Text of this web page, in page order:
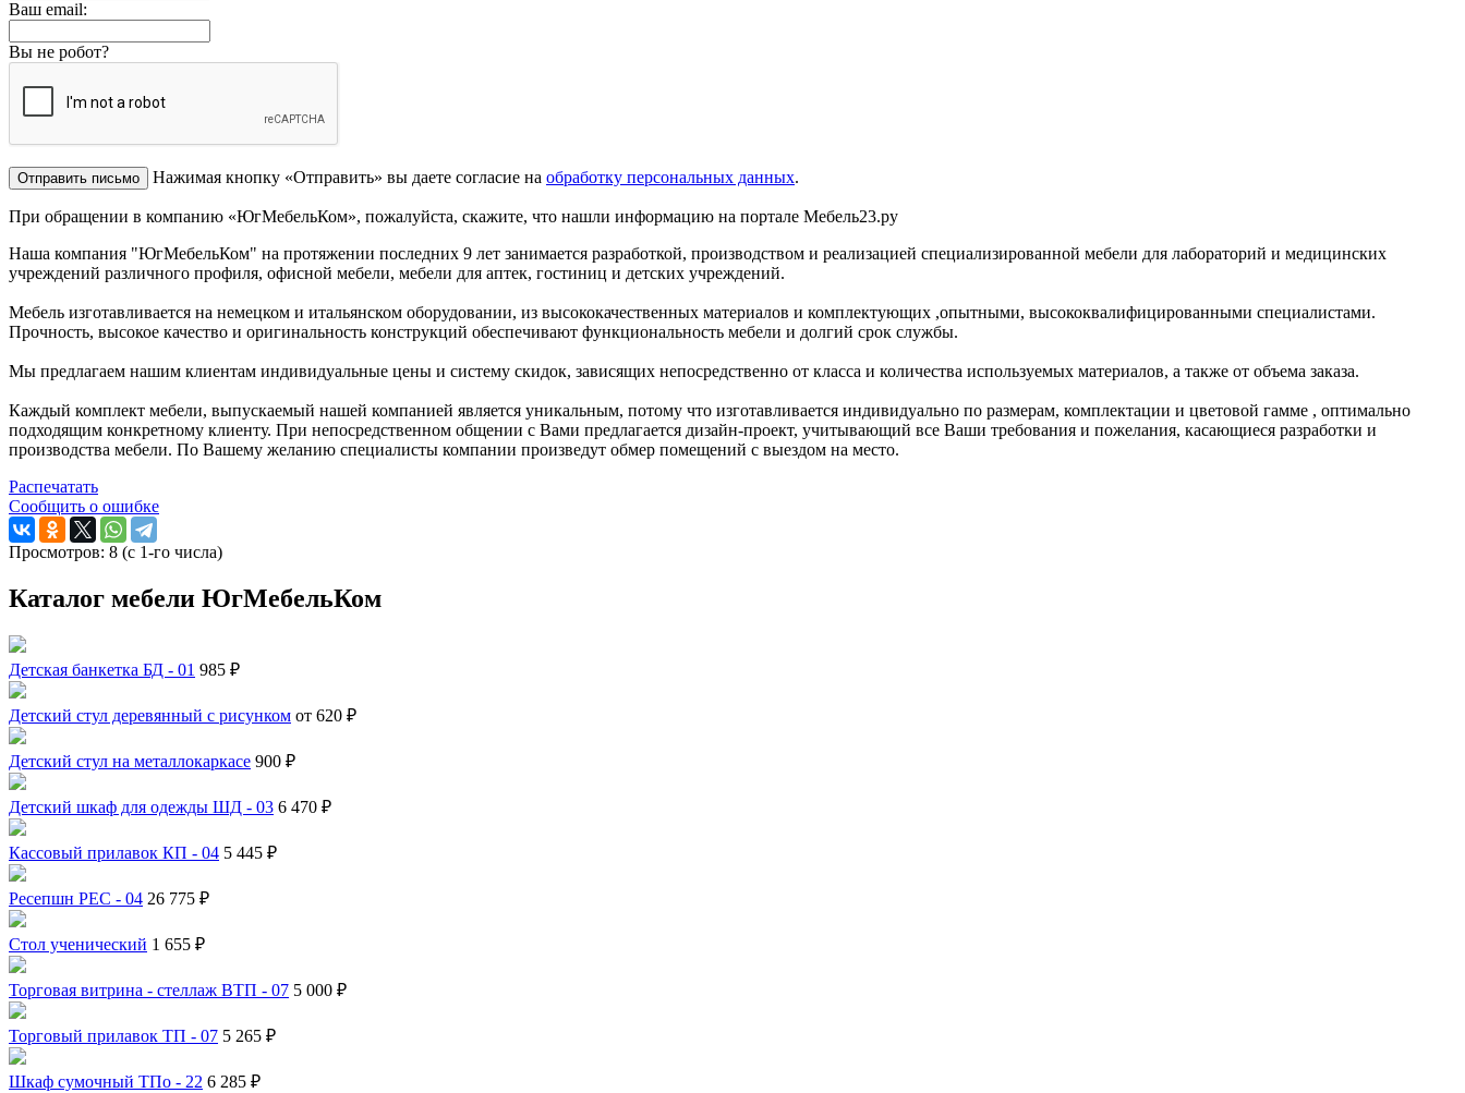
Ваш email:
Вы не робот?
Нажимая кнопку «Отправить» вы даете согласие на обработку персональных данных.
При обращении в компанию «ЮгМебельКом», пожалуйста, скажите, что нашли информацию на портале Мебель23.ру
Наша компания "ЮгМебельКом" на протяжении последних 9 лет занимается разработкой, производством и реализацией специализированной мебели для лабораторий и медицинских
учреждений различного профиля, офисной мебели, мебели для аптек, гостиниц и детских учреждений.
Мебель изготавливается на немецком и итальянском оборудовании, из высококачественных материалов и комплектующих ,опытными, высококвалифицированными специалистами.
Прочность, высокое качество и оригинальность конструкций обеспечивают функциональность мебели и долгий срок службы.
Мы предлагаем нашим клиентам индивидуальные цены и систему скидок, зависящих непосредственно от класса и количества используемых материалов, а также от объема заказа.
Каждый комплект мебели, выпускаемый нашей компанией является уникальным, потому что изготавливается индивидуально по размерам, комплектации и цветовой гамме , оптимально
подходящим конкретному клиенту. При непосредственном общении с Вами предлагается дизайн-проект, учитывающий все Ваши требования и пожелания, касающиеся разработки и
производства мебели. По Вашему желанию специалисты компании произведут обмер помещений с выездом на место.
Распечатать
Сообщить о ошибке
Просмотров: 8 (с 1-го числа)
Каталог мебели ЮгМебельКом
Детская банкетка БД - 01 985 ₽
Детский стул деревянный с рисунком от 620 ₽
Детский стул на металлокаркасе 900 ₽
Детский шкаф для одежды ШД - 03 6 470 ₽
Кассовый прилавок КП - 04 5 445 ₽
Ресепшн РЕС - 04 26 775 ₽
Стол ученический 1 655 ₽
Торговая витрина - стеллаж ВТП - 07 5 000 ₽
Торговый прилавок ТП - 07 5 265 ₽
Шкаф сумочный ТПо - 22 6 285 ₽